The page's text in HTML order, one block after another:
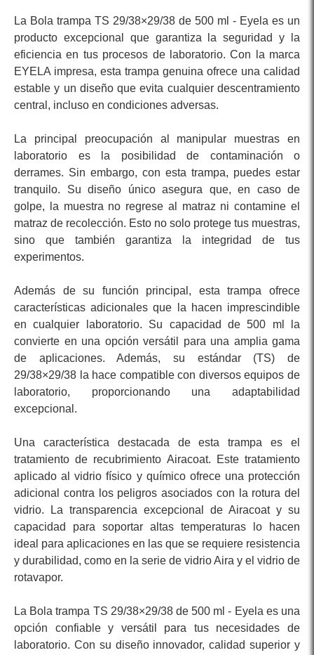
La Bola trampa TS 29/38×29/38 de 500 ml - Eyela es un
producto excepcional que garantiza la seguridad y la
eficiencia en tus procesos de laboratorio. Con la marca
EYELA impresa, esta trampa genuina ofrece una calidad
estable y un diseño que evita cualquier descentramiento
central, incluso en condiciones adversas.
La principal preocupación al manipular muestras en
laboratorio es la posibilidad de contaminación o
derrames. Sin embargo, con esta trampa, puedes estar
tranquilo. Su diseño único asegura que, en caso de
golpe, la muestra no regrese al matraz ni contamine el
matraz de recolección. Esto no solo protege tus muestras,
sino que también garantiza la integridad de tus
experimentos.
Además de su función principal, esta trampa ofrece
características adicionales que la hacen imprescindible
en cualquier laboratorio. Su capacidad de 500 ml la
convierte en una opción versátil para una amplia gama
de aplicaciones. Además, su estándar (TS) de
29/38×29/38 la hace compatible con diversos equipos de
laboratorio, proporcionando una adaptabilidad
excepcional.
Una característica destacada de esta trampa es el
tratamiento de recubrimiento Airacoat. Este tratamiento
aplicado al vidrio físico y químico ofrece una protección
adicional contra los peligros asociados con la rotura del
vidrio. La transparencia excepcional de Airacoat y su
capacidad para soportar altas temperaturas lo hacen
ideal para aplicaciones en las que se requiere resistencia
y durabilidad, como en la serie de vidrio Aira y el vidrio de
rotavapor.
La Bola trampa TS 29/38×29/38 de 500 ml - Eyela es una
opción confiable y versátil para tus necesidades de
laboratorio. Con su diseño innovador, calidad superior y